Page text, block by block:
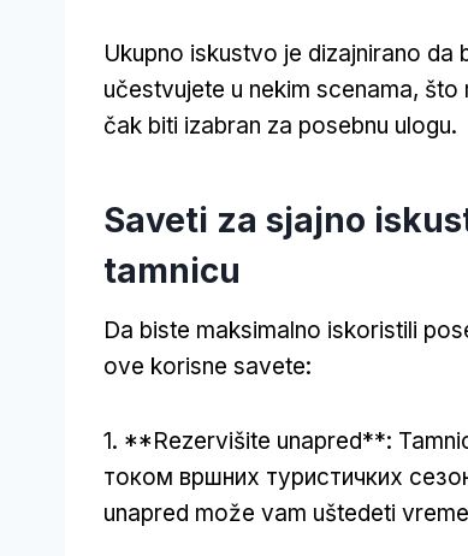
Ukupno iskustvo je dizajnirano da
učestvujete u nekim scenama,
čak biti izabran za posebnu ulogu.
Saveti za sjajno
tamnicu
Da biste maksimalno iskoristili
ove korisne savete:
1. **Rezervišite unapred**:
током вршних туристичких
unapred može vam uštedeti